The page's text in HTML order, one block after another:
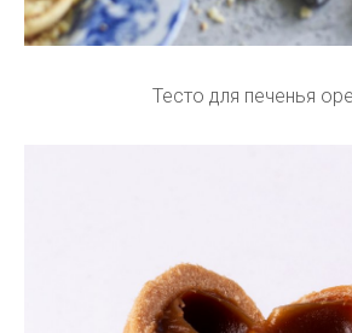
Тесто для печенья